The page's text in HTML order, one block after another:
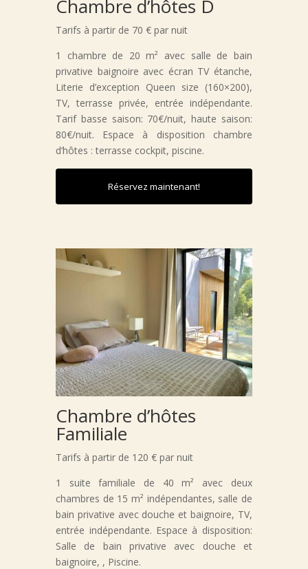
Chambre d’hôtes D
Tarifs à partir de 70 € par nuit
1 chambre de 20 m² avec salle de bain
privative baignoire avec écran TV étanche,
Literie d’exception Queen size (160×200),
TV, terrasse privée, entrée indépendante.
Tarif basse saison: 70€/nuit, haute saison:
80€/nuit. Espace à disposition chambre
d’hôtes : terrasse cockpit, piscine.
Chambre d’hôtes
Familiale
Tarifs à partir de 120 € par nuit
1 suite familiale de 40 m² avec deux
chambres de 15 m² indépendantes, salle de
bain privative avec douche et baignoire, TV,
entrée indépendante. Espace à disposition:
Salle de bain privative avec douche et
baignoire, , Piscine.